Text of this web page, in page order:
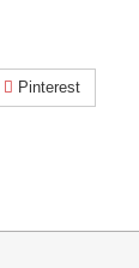
Pinterest